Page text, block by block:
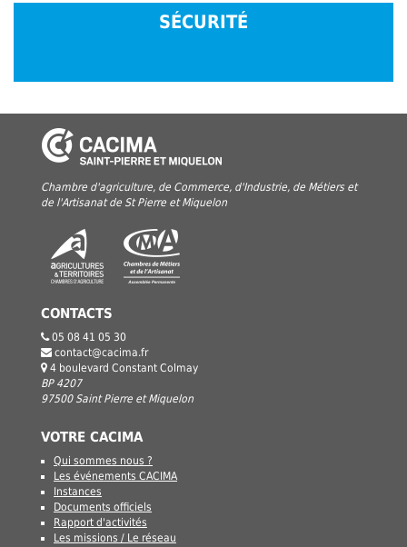
SÉCURITÉ
Chambre d'agriculture, de Commerce, d'Industrie, de Métiers et
de l'Artisanat de St Pierre et Miquelon
CONTACTS
05 08 41 05 30
contact@cacima.fr
4 boulevard Constant Colmay
BP 4207
97500 Saint Pierre et Miquelon
VOTRE CACIMA
Qui sommes nous ?
Les événements CACIMA
Instances
Documents officiels
Rapport d'activités
Les missions / Le réseau